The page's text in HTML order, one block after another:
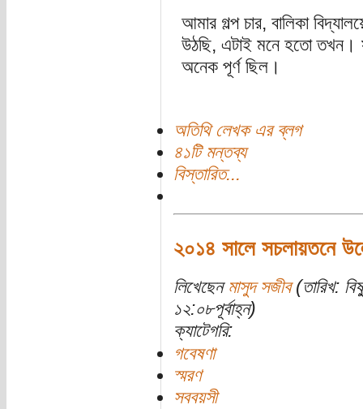
আমার গল্প চার, বালিকা
উঠছি, এটাই মনে হতো তখন।
অনেক পূর্ণ ছিল।
অতিথি লেখক এর ব্লগ
৪১টি মন্তব্য
বিস্তারিত...
২০১৪ সালে সচলায়তনে
লিখেছেন মাসুদ সজীব(তারিখ:
১২:০৮পূর্বাহ্ন)
ক্যাটেগরি:
গবেষণা
স্মরণ
সববয়সী